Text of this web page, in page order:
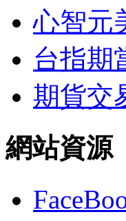
心智元
台指期
期貨交
網站資源